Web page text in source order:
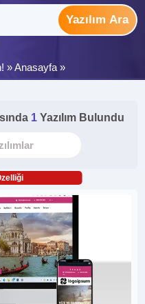
Yazılım Ara
»Anasayfa »
1 Yazılım Bulundu